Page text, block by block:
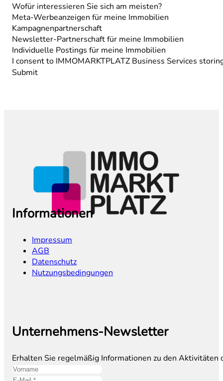
Wofür interessieren Sie sich am meisten?
Meta-Werbeanzeigen für meine Immobilien
Kampagnenpartnerschaft
Newsletter-Partnerschaft für meine Immobilien
Individuelle Postings für meine Immobilien
I consent to IMMOMARKTPLATZ Business Services
Submit
Informationen
Impressum
AGB
Datenschutz
Nutzungsbedingungen
Unternehmens-Newsletter
Erhalten Sie regelmäßig Informationen zu den